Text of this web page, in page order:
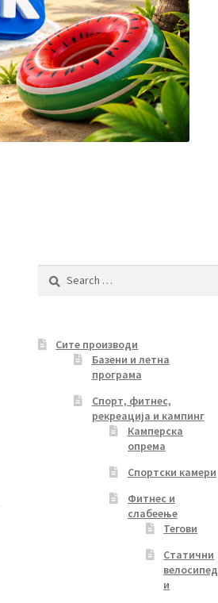
Search
Сите производи
Базени и летна
програма
Спорт, фитнес,
рекреација и кампинг
Камперска
опрема
Спортски камери
Фитнес и
слабеење
Тегови
Статични
велосипед
и